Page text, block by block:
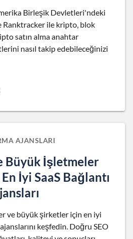
Birleşik Devletleri'ndeki
Ranktracker ile kripto, blok
satın alma anahtar
nasıl takip edebileceğinizi
AJANSLARI
Büyük İşletmeler
İyi SaaS Bağlantı
ve büyük şirketler için en iyi
keşfedin. Doğru SEO